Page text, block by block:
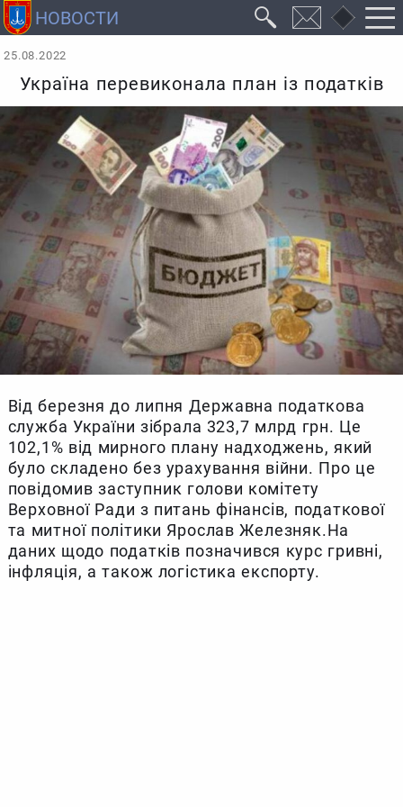
25.08.2022
Україна перевиконала план із податків
Від березня до липня Державна податкова
служба України зібрала 323,7 млрд грн. Це
102,1% від мирного плану надходжень, який
було складено без урахування війни. Про це
повідомив заступник голови комітету
Верховної Ради з питань фінансів, податкової
та митної політики Ярослав Железняк.На
даних щодо податків позначився курс гривні,
інфляція, а також логістика експорту.